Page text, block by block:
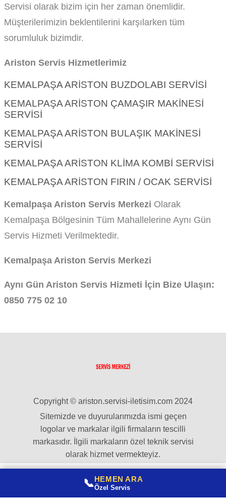
Servisi olarak bizim için her zaman önemlidir.
Müşterilerimizin beklentilerini karşılarken tüm
sorumluluk bizimdir.
Ariston Servis Hizmetlerimiz
KEMALPAŞA ARISTON BUZDOLABI SERVISI
KEMALPAŞA ARISTON ÇAMAŞIR MAKINESI
SERVISI
KEMALPAŞA ARISTON BULAŞIK MAKINESI
SERVISI
KEMALPAŞA ARISTON KLIMA KOMBI SERVISI
KEMALPAŞA ARISTON FIRIN / OCAK SERVISI
Kemalpaşa Ariston Servis Merkezi Olarak
Kemalpaşa Bölgesinin Tüm Mahallelerine Aynı Gün
Servis Hizmeti Verilmektedir.
Kemalpaşa Ariston Servis Merkezi
Aynı Gün Ariston Servis Hizmeti İçin Bize Ulaşın:
0850 775 02 10
Copyright © ariston.servisi-iletisim.com 2024
Sitemizde ve duyurularımızda ismi geçen
logolar ve markalar ilgili firmaların tescilli
markasıdır. İlgili markaların özel teknik servisi
olarak hizmet vermekteyiz.
📞HEMEN ARA
Özel Servis